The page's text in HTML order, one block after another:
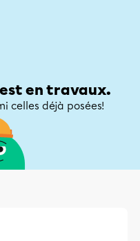
en travaux.
celles déjà posées!